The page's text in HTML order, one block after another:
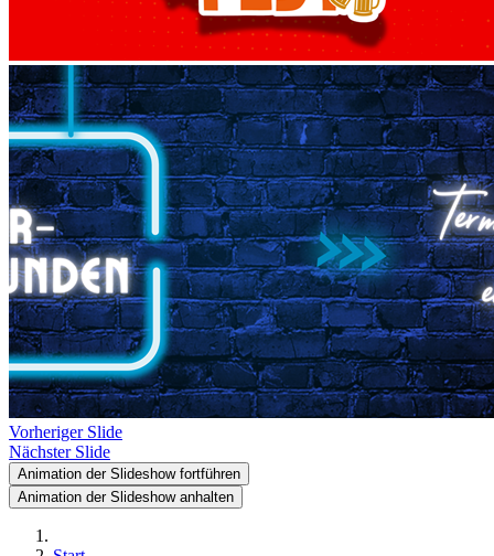
Vorheriger Slide
Nächster Slide
Animation der Slideshow fortführen
Animation der Slideshow anhalten